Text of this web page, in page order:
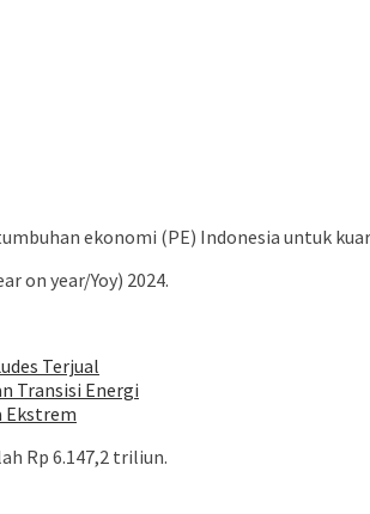
ekonomi (PE) Indonesia untuk
on year/Yoy) 2024.
Terjual
Transisi Energi
Ekstrem
Rp 6.147,2 triliun.